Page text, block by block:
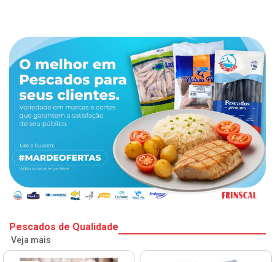
Pescados de Qualidade
Veja mais